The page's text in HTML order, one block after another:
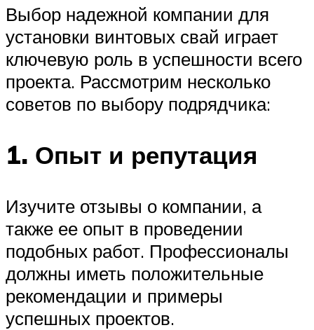
Выбор надежной компании для
установки винтовых свай играет
ключевую роль в успешности всего
проекта. Рассмотрим несколько
советов по выбору подрядчика:
1. Опыт и репутация
Изучите отзывы о компании, а
также ее опыт в проведении
подобных работ. Профессионалы
должны иметь положительные
рекомендации и примеры
успешных проектов.